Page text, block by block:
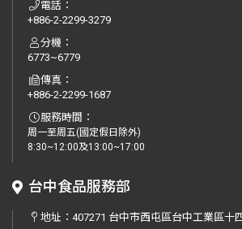
電話：
+886-2-2299-3279
分機：
6773~6779
傳真：
+886-2-2299-1687
服務時間：
周一至周五(國定假日除外)
8:30~12:00及13:00~17:00
台中食品服務部
地址：407271 台中市西屯區台中工業區十